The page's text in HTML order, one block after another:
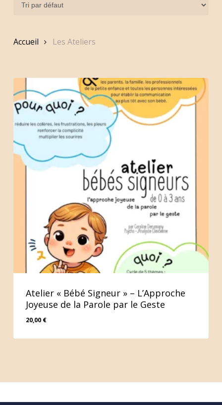
Accueil Les Ateliers
Atelier « Bébé Signeur » – L’Approche
Joyeuse de la Parole par le Geste
20,00 €